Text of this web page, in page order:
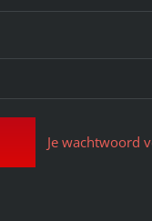
Je wachtwoord